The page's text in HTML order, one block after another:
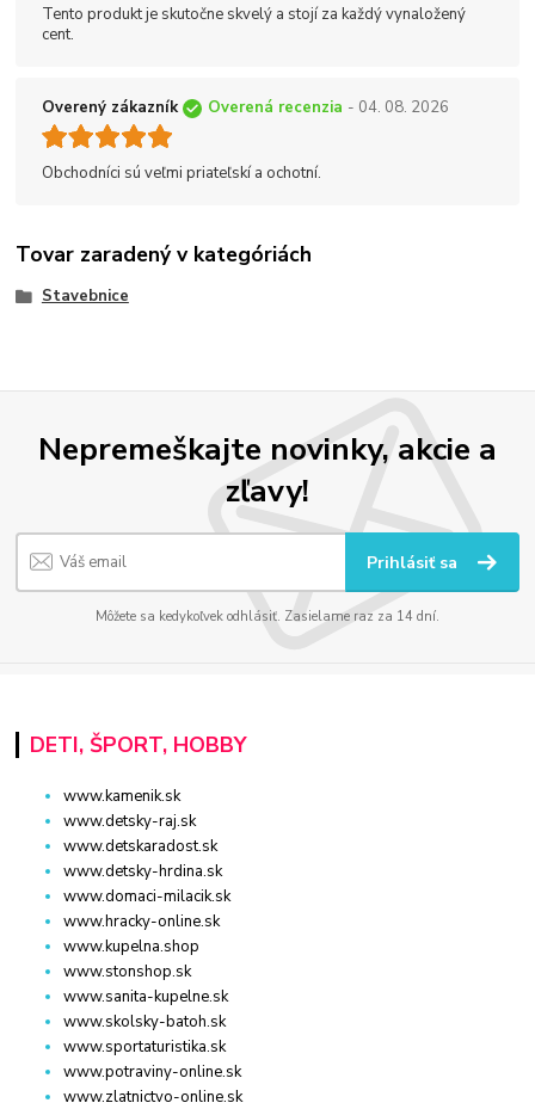
Tento produkt je skutočne skvelý a stojí za každý vynaložený
cent.
Overený zákazník Overená recenzia - 04. 08. 2026
Obchodníci sú veľmi priateľskí a ochotní.
Tovar zaradený v kategóriách
Stavebnice
Nepremeškajte novinky, akcie a
zľavy!
Prihlásiť sa
Môžete sa kedykoľvek odhlásiť. Zasielame raz za 14 dní.
DETI, ŠPORT, HOBBY
www.kamenik.sk
www.detsky-raj.sk
www.detskaradost.sk
www.detsky-hrdina.sk
www.domaci-milacik.sk
www.hracky-online.sk
www.kupelna.shop
www.stonshop.sk
www.sanita-kupelne.sk
www.skolsky-batoh.sk
www.sportaturistika.sk
www.potraviny-online.sk
www.zlatnictvo-online.sk